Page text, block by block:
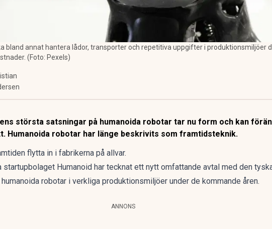
bland annat hantera lådor, transporter och repetitiva uppgifter i
(Foto: Pexels)
största satsningar på humanoida robotar tar nu form och kan
Humanoida robotar har länge beskrivits som framtidsteknik.
flytta in i fabrikerna på allvar.
startupbolaget Humanoid har tecknat ett nytt omfattande avtal med den
robotar i verkliga produktionsmiljöer under de kommande åren.
ANNONS